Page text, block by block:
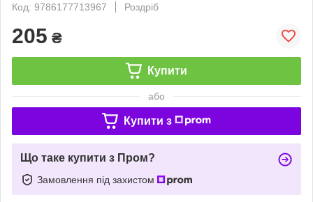
Код: 9786177713967
Роздріб
205 ₴
Купити
або
Купити з
Що таке купити з Пром?
Замовлення під захистом